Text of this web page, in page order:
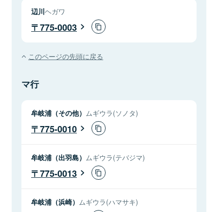
辺川ヘガワ
775-0003
このページの先頭に戻る
マ行
牟岐浦（その他） ムギウラ(ソノタ)
775-0010
牟岐浦（出羽島） ムギウラ(テバジマ)
775-0013
牟岐浦（浜崎） ムギウラ(ハマサキ)